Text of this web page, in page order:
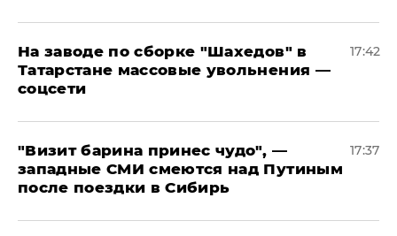
На заводе по сборке "Шахедов" в
Татарстане массовые увольнения —
соцсети
17:42
"Визит барина принес чудо", —
западные СМИ смеются над Путиным
после поездки в Сибирь
17:37